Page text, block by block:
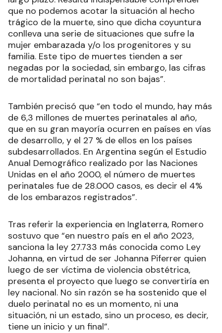
que no podemos acotar la situación al hecho
trágico de la muerte, sino que dicha coyuntura
conlleva una serie de situaciones que sufre la
mujer embarazada y/o los progenitores y su
familia. Este tipo de muertes tienden a ser
negadas por la sociedad, sin embargo, las cifras
de mortalidad perinatal no son bajas”.
También precisó que “en todo el mundo, hay más
de 6,3 millones de muertes perinatales al año,
que en su gran mayoría ocurren en países en vías
de desarrollo, y el 27 % de ellos en los países
subdesarrollados. En Argentina según el Estudio
Anual Demográfico realizado por las Naciones
Unidas en el año 2000, el número de muertes
perinatales fue de 28.000 casos, es decir el 4%
de los embarazos registrados”.
Tras referir la experiencia en Inglaterra, Romero
sostuvo que “en nuestro país en el año 2023,
sanciona la ley 27.733 más conocida como Ley
Johanna, en virtud de ser Johanna Piferrer quien
luego de ser víctima de violencia obstétrica,
presenta el proyecto que luego se convertiría en
ley nacional. No sin razón se ha sostenido que el
duelo perinatal no es un momento, ni una
situación, ni un estado, sino un proceso, es decir,
tiene un inicio y un final”.